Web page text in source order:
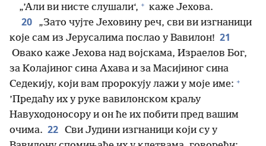
„’Али ви нисте слушали‘, + каже Јехова.
20
„Зато чујте Јеховину реч, сви ви изгнаници
које сам из Јерусалима послао у Вавилон! 21
Овако каже Јехова над војскама, Израелов Бог,
за Колајиног сина Ахава и за Масијиног сина
Седекију, који вам пророкују лажи у моје име: +
’Предаћу их у руке вавилонском краљу
Навуходоносору и он ће их побити пред вашим
очима. 22 Сви Јудини изгнаници који су у